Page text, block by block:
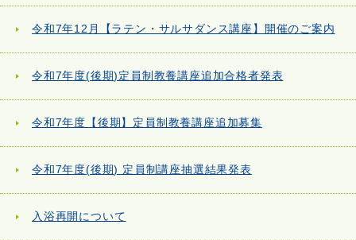
令和7年12月【ラテン・サルサダンス講座】開催のご案内
令和7年度(後期)定員制教養講座追加合格者発表
令和7年度【後期】定員制教養講座追加募集
令和7年度(後期) 定員制講座抽選結果発表
入浴再開について